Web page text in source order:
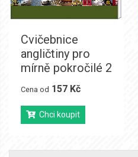
Cvičebnice
angličtiny pro
mírně pokročilé 2
Cena od 157 Kč
Chci koupit